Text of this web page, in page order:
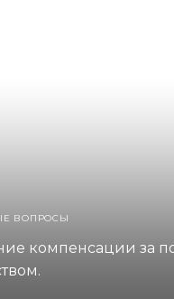
ВОПРОСЫ
компенсации за